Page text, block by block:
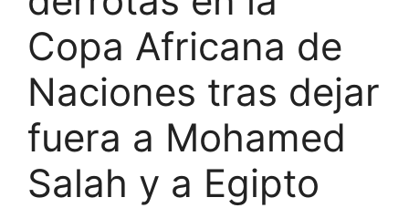
Copa Africana de
Naciones tras dejar
fuera a Mohamed
Salah y a Egipto